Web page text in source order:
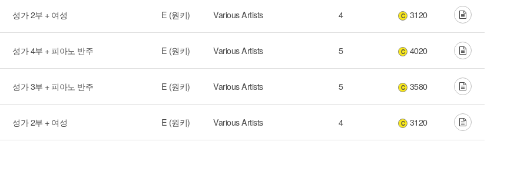
성가 2부 + 여성 E (원키) Various Artists 4 C 3120
성가 4부 + 피아노 반주 E (원키) Various Artists 5 C 4020
성가 3부 + 피아노 반주 E (원키) Various Artists 5 C 3580
성가 2부 + 여성 E (원키) Various Artists 4 C 3120